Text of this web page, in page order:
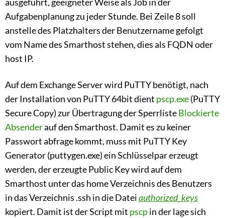
Aufgabenplanung zu jeder Stunde. Bei Zeile 8 soll
anstelle des Platzhalters der Benutzername gefolgt
vom Name des Smarthost stehen, dies als FQDN oder
host IP.
Auf dem Exchange Server wird PuTTY benötigt, nach
der Installation von PuTTY 64bit dient pscp.exe(PuTTY
Secure Copy) zur Übertragung der SperrlisteBlockierte
Absenderauf den Smarthost. Damit es zu keiner
Passwort abfrage kommt, muss mit PuTTY Key
Generator (puttygen.exe) ein Schlüsselpar erzeugt
werden, der erzeugte Public Key wird auf dem
Smarthost unter das home Verzeichnis des Benutzers
in das Verzeichnis .ssh in die Dateiauthorized_keys
kopiert. Damit ist der Script mit pscpin der lage sich